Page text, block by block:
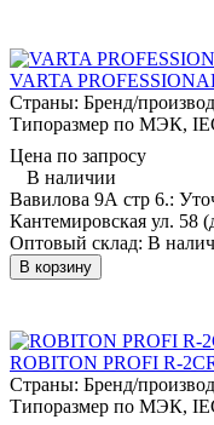
VARTA
Страны: Бренд/
Типоразмер по МЭК,
Цена по запросу
В наличии
Вавилова 9А стр 6.:
Кантемировская ул. 58
Оптовый склад: В
В корзину
ROBITON PROFI R-
Страны: Бренд/
Типоразмер по МЭК,